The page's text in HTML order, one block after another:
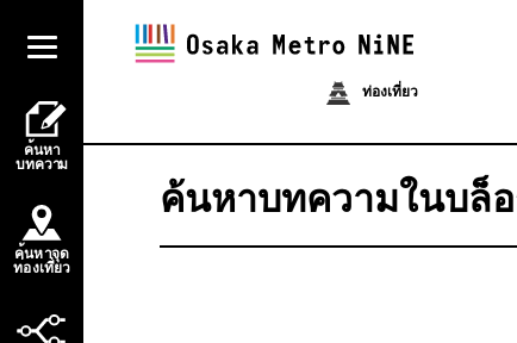
ท่องเที่ยว
ค้นหา
บทความ
ค้นหาจุด
ท่องเท
ี่ยว
ค้นหาบทความในบล็